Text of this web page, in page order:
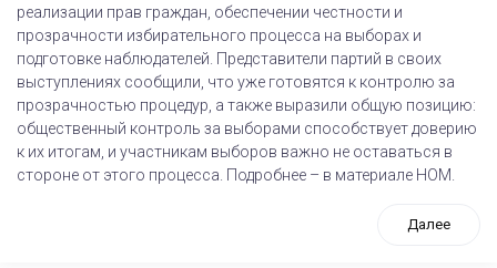
реализации прав граждан, обеспечении честности и
прозрачности избирательного процесса на выборах и
подготовке наблюдателей. Представители партий в своих
выступлениях сообщили, что уже готовятся к контролю за
прозрачностью процедур, а также выразили общую позицию:
общественный контроль за выборами способствует доверию
к их итогам, и участникам выборов важно не оставаться в
стороне от этого процесса. Подробнее – в материале НОМ.
Далее